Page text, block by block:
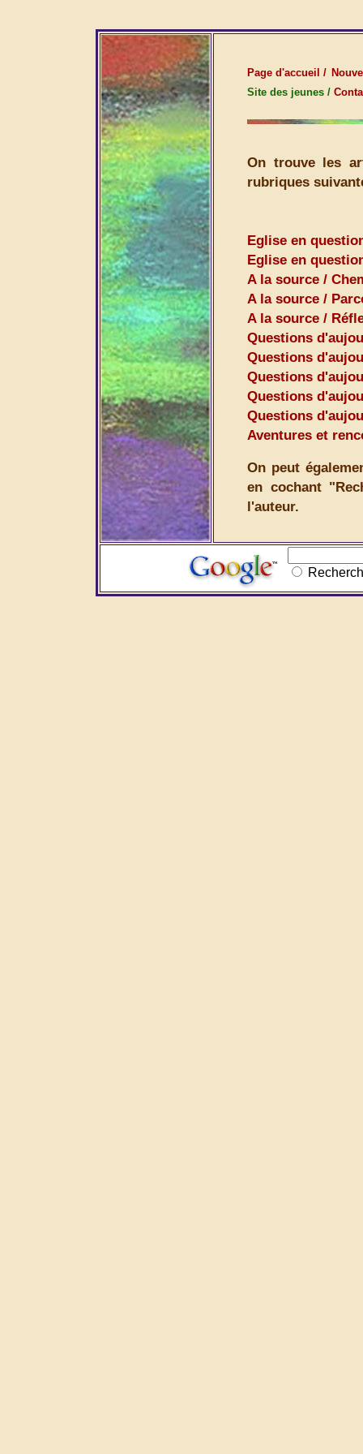
Page d'accueil /
Site des jeunes /
On trouve les
rubriques
Eglise en
Eglise en
A la source /
A la source /
A la source /
Questions
Questions
Questions
Questions
Questions
Aventures et
On peut
en cochant
l'auteur.